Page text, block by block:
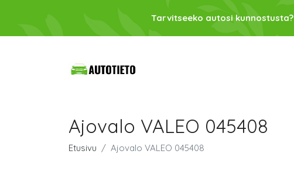
Tarvitseeko autosi kunnostusta?
Ajovalo VALEO 045408
Etusivu Ajovalo VALEO 045408